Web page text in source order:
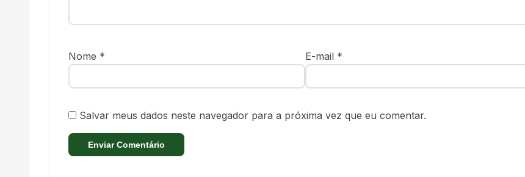
Nome * E-mail *
Salvar meus dados neste navegador para a próxima vez que eu comentar.